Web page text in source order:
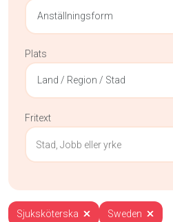
Anställningsform
Plats
Land / Region / Stad
Fritext
Sjuksköterska Sweden